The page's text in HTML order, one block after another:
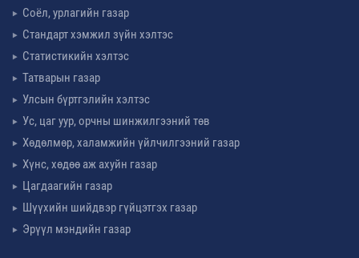
Соёл, урлагийн газар
Стандарт хэмжил зүйн хэлтэс
Статистикийн хэлтэс
Татварын газар
Улсын бүртгэлийн хэлтэс
Ус, цаг уур, орчны шинжилгээний төв
Хөдөлмөр, халамжийн үйлчилгээний газар
Хүнс, хөдөө аж ахуйн газар
Цагдаагийн газар
Шүүхийн шийдвэр гүйцэтгэх газар
Эрүүл мэндийн газар